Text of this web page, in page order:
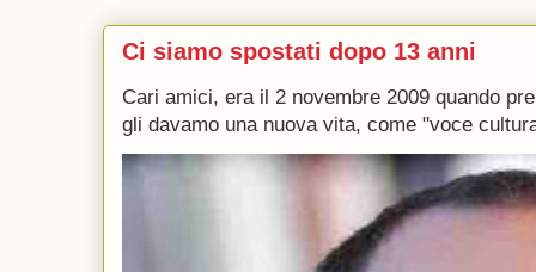
Ci siamo spostati dopo 13 anni
Cari amici, era il 2 novembre 2009 quando
gli davamo una nuova vita, come "voce